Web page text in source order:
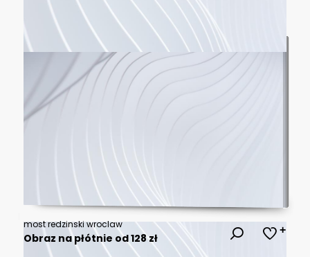
most redzinski wroclaw
Obraz na płótnie od 128 zł